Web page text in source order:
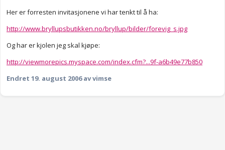
Her er forresten invitasjonene vi har tenkt til å ha:
http://www.bryllupsbutikken.no/bryllup/bilder/forevig_s.jpg
Og har er kjolen jeg skal kjøpe:
http://viewmorepics.myspace.com/index.cfm?...9f-a6b49e77b850
Endret 19. august 2006av vimse